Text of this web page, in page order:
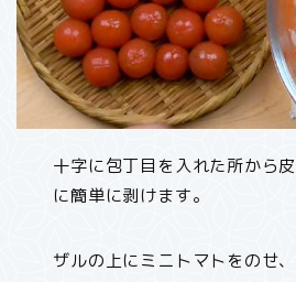
十字に包丁目を入れた所から
に簡単に剥けます。
ザルの上にミニトマトをのせ